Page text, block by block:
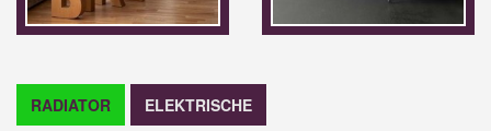
RADIATOR ELEKTRISCHE